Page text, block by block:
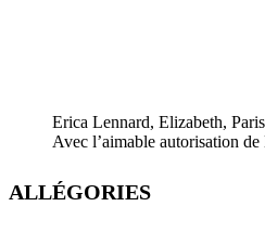
Erica Lennard, Elizabeth,
Avec l’aimable autorisation
ALLÉGORIES